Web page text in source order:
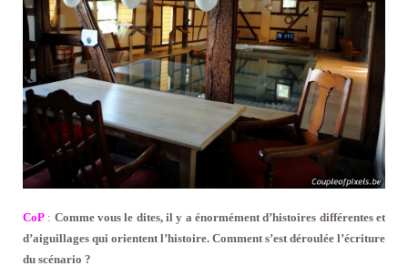
CoP : Comme vous le dites, il y a énormément d’histoires différentes et
d’aiguillages qui orientent l’histoire. Comment s’est déroulée l’écriture
du scénario ?